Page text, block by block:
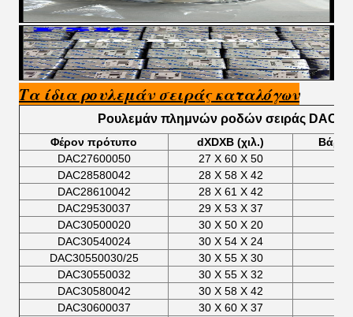
Τα ίδια ρουλεμάν σειράς καταλόγων
Ρουλεμάν πλημνών ροδών σειράς DAC
Φέρον πρότυπο dXDXB (χιλ.)
DAC27600050
27 X 60 X 50
DAC28580042
28 X 58 X 42
DAC28610042
28 X 61 X 42
DAC29530037
29 X 53 X 37
DAC30500020
30 X 50 X 20
DAC30540024
30 X 54 X 24
DAC30550030/25
30 X 55 X 30
DAC30550032
30 X 55 X 32
DAC30580042
30 X 58 X 42
DAC30600037
30 X 60 X 37